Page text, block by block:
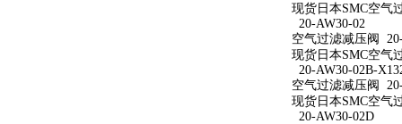
现货日本SMC空气
20-AW30-02
空气过滤减压阀
现货日本SMC空气
20-AW30-02B-
空气过滤减压阀
现货日本SMC空气
20-AW30-02D